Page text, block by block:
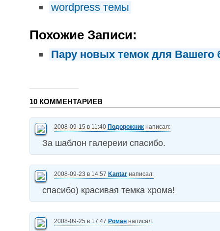
wordpress темы
Похожие Записи:
Пару новых темок для Вашего
10 КОММЕНТАРИЕВ
2008-09-15 в 11:40 Подорожник написал:
За шаблон галереии спасибо.
2008-09-23 в 14:57 Kantar написал:
спасибо) красивая темка хрома!
2008-09-25 в 17:47 Роман написал: